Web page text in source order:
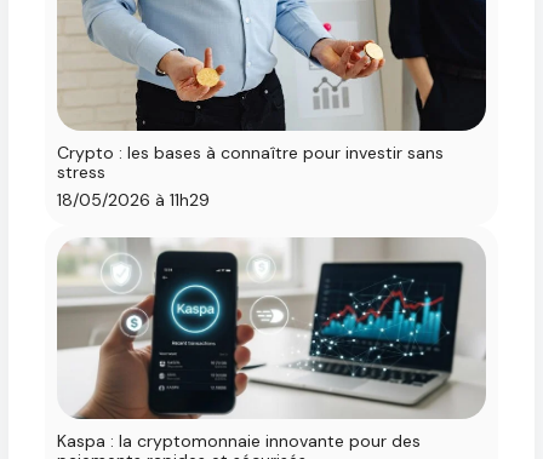
Crypto : les bases à connaître pour investir sans
stress
18/05/2026 à 11h29
Kaspa : la cryptomonnaie innovante pour des